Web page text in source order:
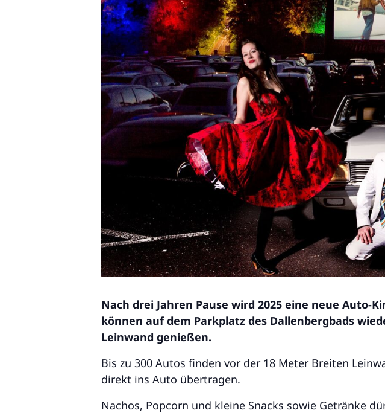
Nach drei Jahren Pause wird 2025 eine neue
können auf dem Parkplatz des Dallenbergbads
Leinwand genießen.
Bis zu 300 Autos finden vor der 18 Meter Breiten
direkt ins Auto übertragen.
Nachos, Popcorn und kleine Snacks sowie Getränke